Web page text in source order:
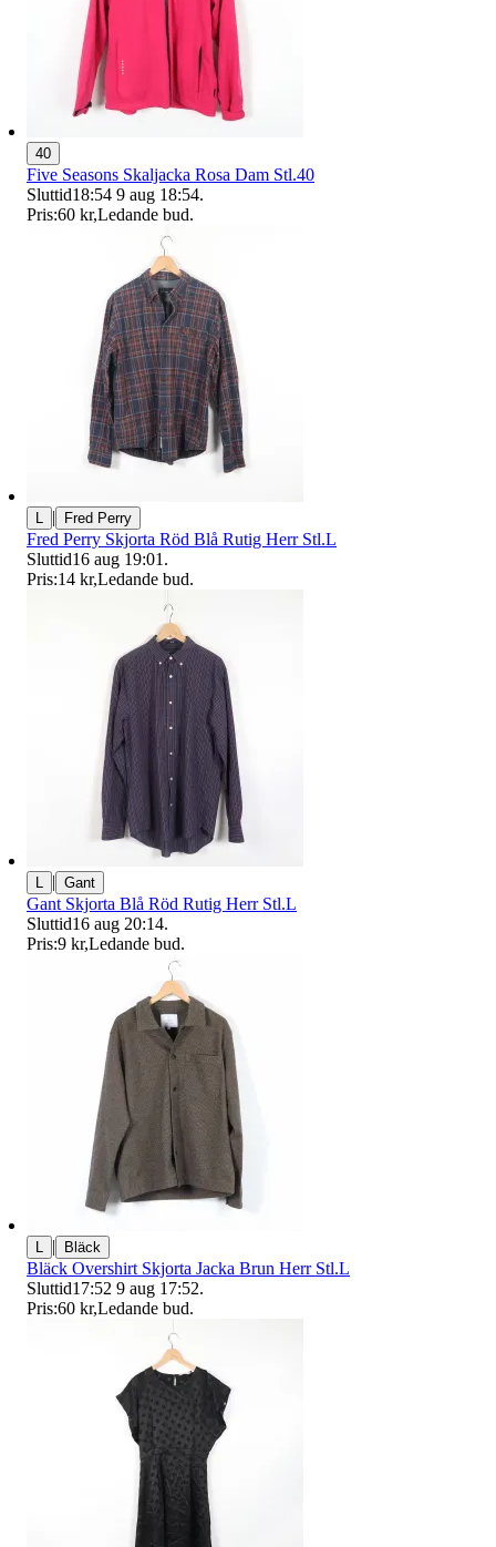
40
Five Seasons Skaljacka Rosa Dam Stl.40
Sluttid18:54 9 aug 18:54.
Pris:60 kr,Ledande bud.
L | Fred Perry
Fred Perry Skjorta Röd Blå Rutig Herr Stl.L
Sluttid16 aug 19:01 .
Pris:14 kr,Ledande bud.
L | Gant
Gant Skjorta Blå Röd Rutig Herr Stl.L
Sluttid16 aug 20:14.
Pris:9 kr,Ledande bud.
L | Bläck
Bläck Overshirt Skjorta Jacka Brun Herr Stl.L
Sluttid17:52 9 aug 17:52.
Pris:60 kr,Ledande bud.